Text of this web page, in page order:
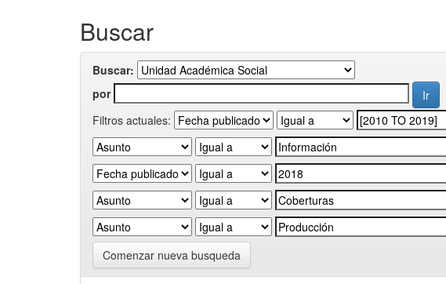
Buscar
Buscar:
por
Filtros actuales:
Comenzar nueva busqueda